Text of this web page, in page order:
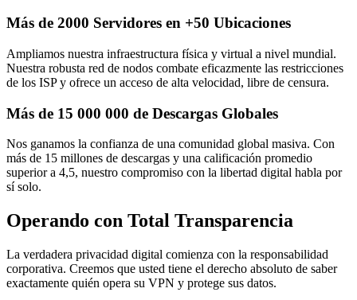
Más de 2000 Servidores en +50 Ubicaciones
Ampliamos nuestra infraestructura física y virtual a nivel mundial.
Nuestra robusta red de nodos combate eficazmente las restricciones
de los ISP y ofrece un acceso de alta velocidad, libre de censura.
Más de 15 000 000 de Descargas Globales
Nos ganamos la confianza de una comunidad global masiva. Con
más de 15 millones de descargas y una calificación promedio
superior a 4,5, nuestro compromiso con la libertad digital habla por
sí solo.
Operando con Total Transparencia
La verdadera privacidad digital comienza con la responsabilidad
corporativa. Creemos que usted tiene el derecho absoluto de saber
exactamente quién opera su VPN y protege sus datos.